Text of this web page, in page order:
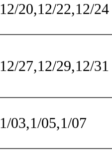
12/20,12/22,12/
12/27,12/29,12/
1/03,1/05,1/07